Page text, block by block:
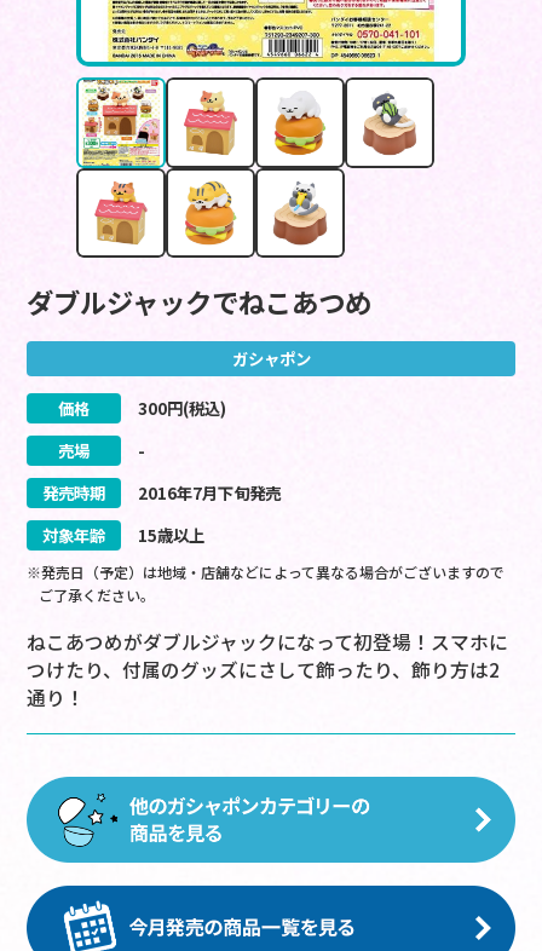
ダブルジャックでねこあつめ
ガシャポン
価格 300円(税込)
売場
-
発売時期
2016年7月下旬発売
対象年齢
15歳以上
※発売日（予定）は地域・店舗などによって異なる場合がございますので
ご了承ください。
ねこあつめがダブルジャックになって初登場！スマホに
つけたり、付属のグッズにさして飾ったり、飾り方は2
通り！